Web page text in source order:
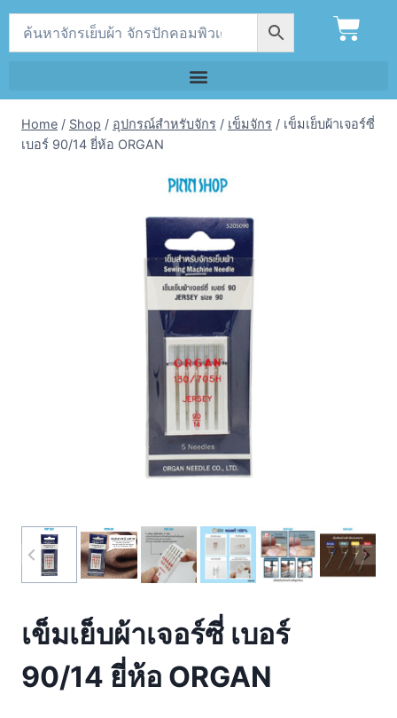
Home / Shop / อุปกรณ์สำหรับจักร / เข็มจักร / เข็มเย็บผ้าเจอร์ซี่
เบอร์ 90/14 ยี่ห้อ ORGAN
เข็มเย็บผ้าเจอร์ซี่ เบอร์
90/14 ยี่ห้อ ORGAN